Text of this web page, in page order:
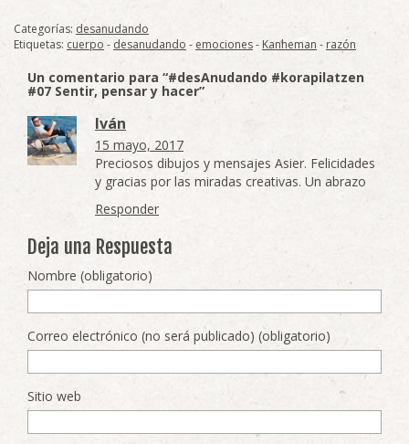
Categorías: desanudando
Etiquetas: cuerpo - desanudando - emociones- Kanheman - razón
Un comentario para “#desAnudando #korapilatzen
#07 Sentir, pensar y hacer”
Iván
15 mayo, 2017
Preciosos dibujos y mensajes Asier. Felicidades
y gracias por las miradas creativas. Un abrazo
Responder
Deja una Respuesta
Nombre (obligatorio)
Correo electrónico (no será publicado) (obligatorio)
Sitio web